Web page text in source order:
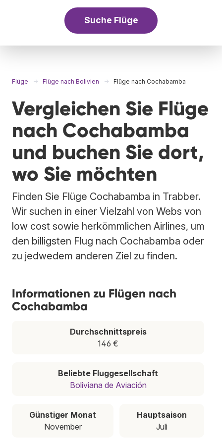
Suche Flüge
Flüge Flüge nach Bolivien Flüge nach Cochabamba
Vergleichen Sie Flüge
nach Cochabamba
und buchen Sie dort,
wo Sie möchten
Finden Sie Flüge Cochabamba in Trabber.
Wir suchen in einer Vielzahl von Webs von
low cost sowie herkömmlichen Airlines, um
den billigsten Flug nach Cochabamba oder
zu jedwedem anderen Ziel zu finden.
Informationen zu Flügen nach
Cochabamba
Durchschnittspreis
146 €
Beliebte Fluggesellschaft
Boliviana de Aviación
Günstiger Monat
November
Hauptsaison
Juli